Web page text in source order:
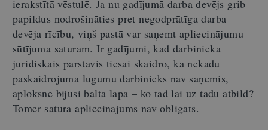
ierakstītā vēstulē. Ja nu gadījumā darba devējs grib
papildus nodrošināties pret negodprātīga darba
devēja rīcību, viņš pastā var saņemt apliecinājumu
sūtījuma saturam. Ir gadījumi, kad darbinieka
juridiskais pārstāvis tiesai skaidro, ka nekādu
paskaidrojuma lūgumu darbinieks nav saņēmis,
aploksnē bijusi balta lapa – ko tad lai uz tādu atbild?
Tomēr satura apliecinājums nav obligāts.